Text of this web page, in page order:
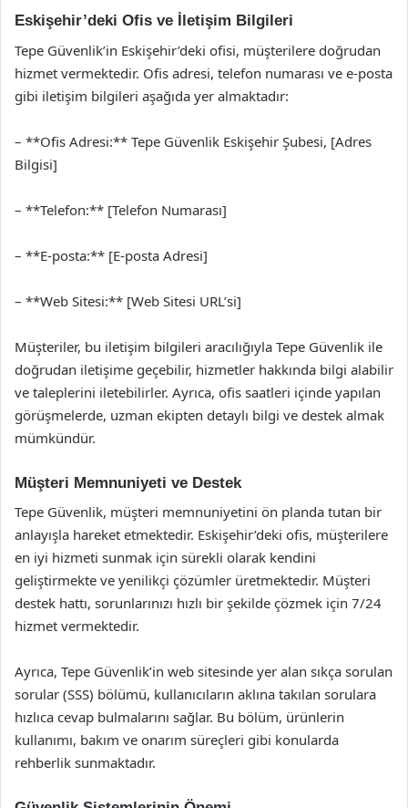
Eskişehir’deki Ofis ve İletişim Bilgileri
Tepe Güvenlik’in Eskişehir’deki ofisi, müşterilere doğrudan
hizmet vermektedir. Ofis adresi, telefon numarası ve e-posta
gibi iletişim bilgileri aşağıda yer almaktadır:
– **Ofis Adresi:** Tepe Güvenlik Eskişehir Şubesi, [Adres
Bilgisi]
– **Telefon:** [Telefon Numarası]
– **E-posta:** [E-posta Adresi]
– **Web Sitesi:** [Web Sitesi URL’si]
Müşteriler, bu iletişim bilgileri aracılığıyla Tepe Güvenlik ile
doğrudan iletişime geçebilir, hizmetler hakkında bilgi alabilir
ve taleplerini iletebilirler. Ayrıca, ofis saatleri içinde yapılan
görüşmelerde, uzman ekipten detaylı bilgi ve destek almak
mümkündür.
Müşteri Memnuniyeti ve Destek
Tepe Güvenlik, müşteri memnuniyetini ön planda tutan bir
anlayışla hareket etmektedir. Eskişehir’deki ofis, müşterilere
en iyi hizmeti sunmak için sürekli olarak kendini
geliştirmekte ve yenilikçi çözümler üretmektedir. Müşteri
destek hattı, sorunlarınızı hızlı bir şekilde çözmek için 7/24
hizmet vermektedir.
Ayrıca, Tepe Güvenlik’in web sitesinde yer alan sıkça sorulan
sorular (SSS) bölümü, kullanıcıların aklına takılan sorulara
hızlıca cevap bulmalarını sağlar. Bu bölüm, ürünlerin
kullanımı, bakım ve onarım süreçleri gibi konularda
rehberlik sunmaktadır.